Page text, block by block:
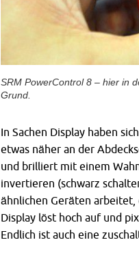
SRM PowerControl 8 – hier in
Grund.
In Sachen Display haben
etwas näher an der
und brilliert mit einem
invertieren (schwarz
ähnlichen Geräten
Display löst hoch auf und
Endlich ist auch eine